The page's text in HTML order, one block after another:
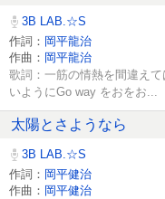
3B LAB.☆S
作詞： 岡平龍治
作曲： 岡平龍治
歌詞：一筋の情熱を間違え
いようにGo way をおをお...
太陽とさようなら
3B LAB.☆S
作詞： 岡平健治
作曲： 岡平健治